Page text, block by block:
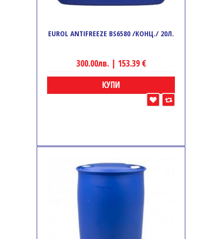
EUROL ANTIFREEZE BS6580 /KOНЦ./ 20Л.
300.00лв. | 153.39 €
КУПИ